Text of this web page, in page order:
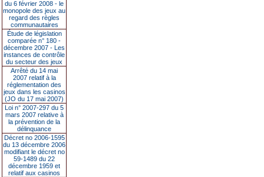
du 6 février 2008 - le
monopole des jeux au
regard des règles
communautaires
Étude de législation
comparée n° 180 -
décembre 2007 - Les
instances de contrôle
du secteur des jeux
Arrêté du 14 mai
2007 relatif à la
réglementation des
jeux dans les casinos
(JO du 17 mai 2007)
Loi n° 2007-297 du 5
mars 2007 relative à
la prévention de la
délinquance
Décret no 2006-1595
du 13 décembre 2006
modifiant le décret no
59-1489 du 22
décembre 1959 et
relatif aux casinos